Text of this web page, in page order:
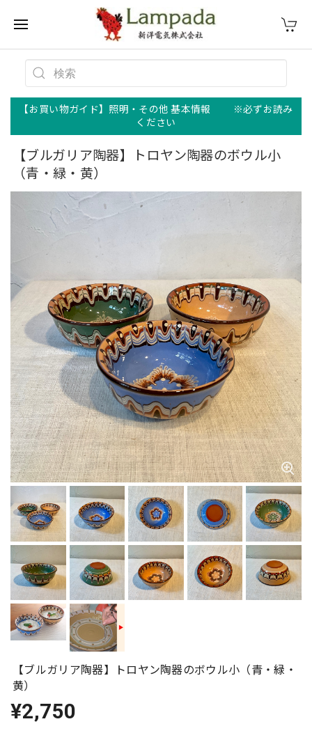
【お買い物ガイド】照明・その他 基本情報 ※必ずお読み
ください
【ブルガリア陶器】トロヤン陶器のボウル小
（青・緑・黄）
【ブルガリア陶器】トロヤン陶器のボウル小（青・緑・
黄）
¥2,750